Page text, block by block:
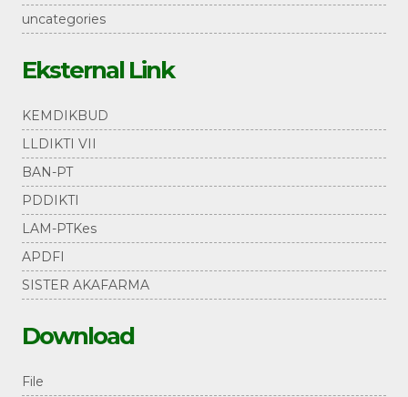
uncategories
Eksternal Link
KEMDIKBUD
LLDIKTI VII
BAN-PT
PDDIKTI
LAM-PTKes
APDFI
SISTER AKAFARMA
Download
File